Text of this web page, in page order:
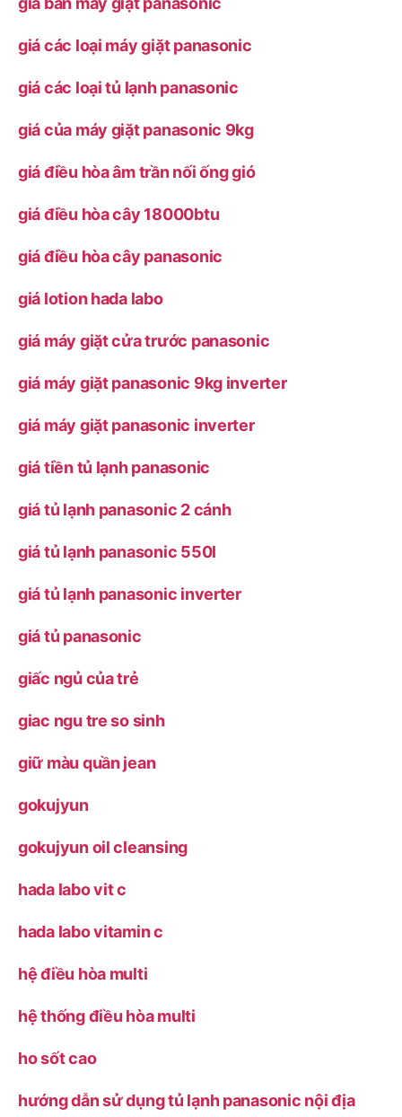
giá các loại máy giặt panasonic
giá các loại tủ lạnh panasonic
giá của máy giặt panasonic 9kg
giá điều hòa âm trần nối ống gió
giá điều hòa cây 18000btu
giá điều hòa cây panasonic
giá lotion hada labo
giá máy giặt cửa trước panasonic
giá máy giặt panasonic 9kg inverter
giá máy giặt panasonic inverter
giá tiền tủ lạnh panasonic
giá tủ lạnh panasonic 2 cánh
giá tủ lạnh panasonic 550l
giá tủ lạnh panasonic inverter
giá tủ panasonic
giấc ngủ của trẻ
giac ngu tre so sinh
giữ màu quần jean
gokujyun
gokujyun oil cleansing
hada labo vit c
hada labo vitamin c
hệ điều hòa multi
hệ thống điều hòa multi
ho sốt cao
hướng dẫn sử dụng tủ lạnh panasonic nội địa